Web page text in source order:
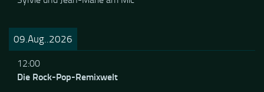
09.Aug..2026
12:00